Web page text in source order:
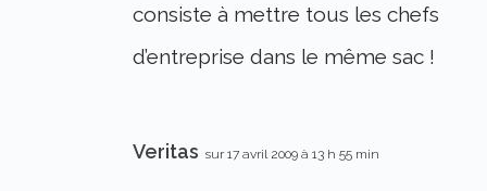
consiste à mettre tous les chefs
d’entreprise dans le même sac !
Veritas sur 17 avril 2009 à 13 h 55 min